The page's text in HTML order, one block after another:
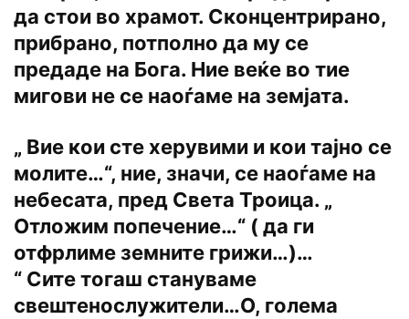
да стои во храмот. Сконцентрирано,
прибрано, потполно да му се
предаде на Бога. Ние веќе во тие
мигови не се наоѓаме на земјата.
„ Вие кои сте херувими и кои тајно се
молите…“, ние, значи, се наоѓаме на
небесата, пред Света Троица. „
Отложим попечение…“ ( да ги
отфрлиме земните грижи…)…
“ Сите тогаш стануваме
свештенослужители…О, голема